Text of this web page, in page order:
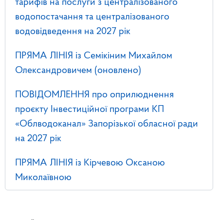
тарифів на послуги з централізованого
водопостачання та централізованого
водовідведення на 2027 рік
ПРЯМА ЛІНІЯ із Семікіним Михайлом
Олександровичем (оновлено)
ПОВІДОМЛЕННЯ про оприлюднення
проєкту Інвестиційної програми КП
«Облводоканал» Запорізької обласної ради
на 2027 рік
ПРЯМА ЛІНІЯ із Кірчевою Оксаною
Миколаївною